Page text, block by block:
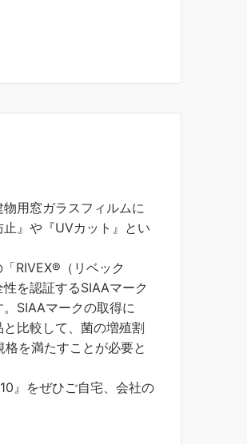
用窓ガラスフィルムに
』や『UVカット』とい
RIVEX®（リベック
を認証するSIAAマーク
SIAAマークの取得に
比較して、菌の増殖割
を満たすことが必要と
』をぜひご自宅、会社の